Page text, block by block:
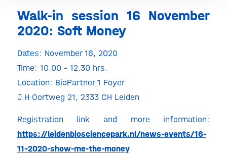
Walk-in session 16 November
2020: Soft Money
Dates: November 16, 2020
Time: 10.00 – 12.30 hrs.
Location: BioPartner 1 Foyer
J.H Oortweg 21, 2333 CH Leiden
Registration link and more information:
https://leidenbiosciencepark.nl/news-events/16-
11-2020-show-me-the-money